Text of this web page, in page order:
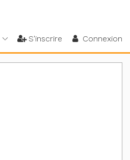
S'inscrire Connexion